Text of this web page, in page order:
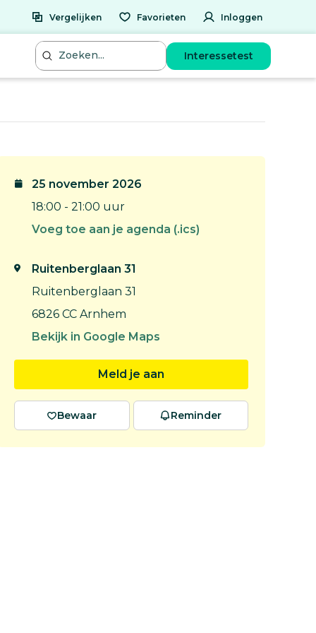
Vergelijken Favorieten Inloggen
Interessetest
25 november 2026
18:00 - 21:00 uur
Voeg toe aan je agenda (.ics)
Ruitenberglaan 31
Ruitenberglaan 31
6826 CC Arnhem
Bekijk in Google Maps
Meld je aan
Bewaar Reminder